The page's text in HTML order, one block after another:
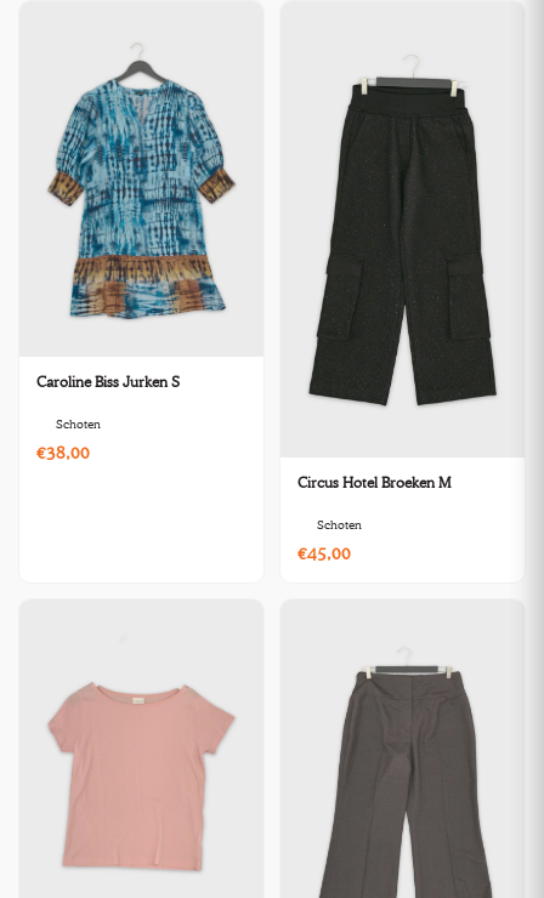
Caroline Biss Jurken S
Schoten
€38,00
Circus Hotel Broeken M
Schoten
€45,00